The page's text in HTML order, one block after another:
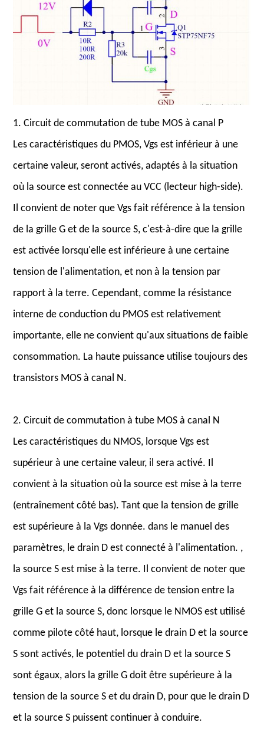
1. Circuit de commutation de tube MOS à canal P
Les caractéristiques du PMOS, Vgs est inférieur à une
certaine valeur, seront activés, adaptés à la situation
où la source est connectée au VCC (lecteur high-side).
Il convient de noter que Vgs fait référence à la tension
de la grille G et de la source S, c'est-à-dire que la grille
est activée lorsqu'elle est inférieure à une certaine
tension de l'alimentation, et non à la tension par
rapport à la terre. Cependant, comme la résistance
interne de conduction du PMOS est relativement
importante, elle ne convient qu'aux situations de faible
consommation. La haute puissance utilise toujours des
transistors MOS à canal N.
2. Circuit de commutation à tube MOS à canal N
Les caractéristiques du NMOS, lorsque Vgs est
supérieur à une certaine valeur, il sera activé. Il
convient à la situation où la source est mise à la terre
(entraînement côté bas). Tant que la tension de grille
est supérieure à la Vgs donnée. dans le manuel des
paramètres, le drain D est connecté à l'alimentation. ,
la source S est mise à la terre. Il convient de noter que
Vgs fait référence à la différence de tension entre la
grille G et la source S, donc lorsque le NMOS est utilisé
comme pilote côté haut, lorsque le drain D et la source
S sont activés, le potentiel du drain D et la source S
sont égaux, alors la grille G doit être supérieure à la
tension de la source S et du drain D, pour que le drain D
et la source S puissent continuer à conduire.